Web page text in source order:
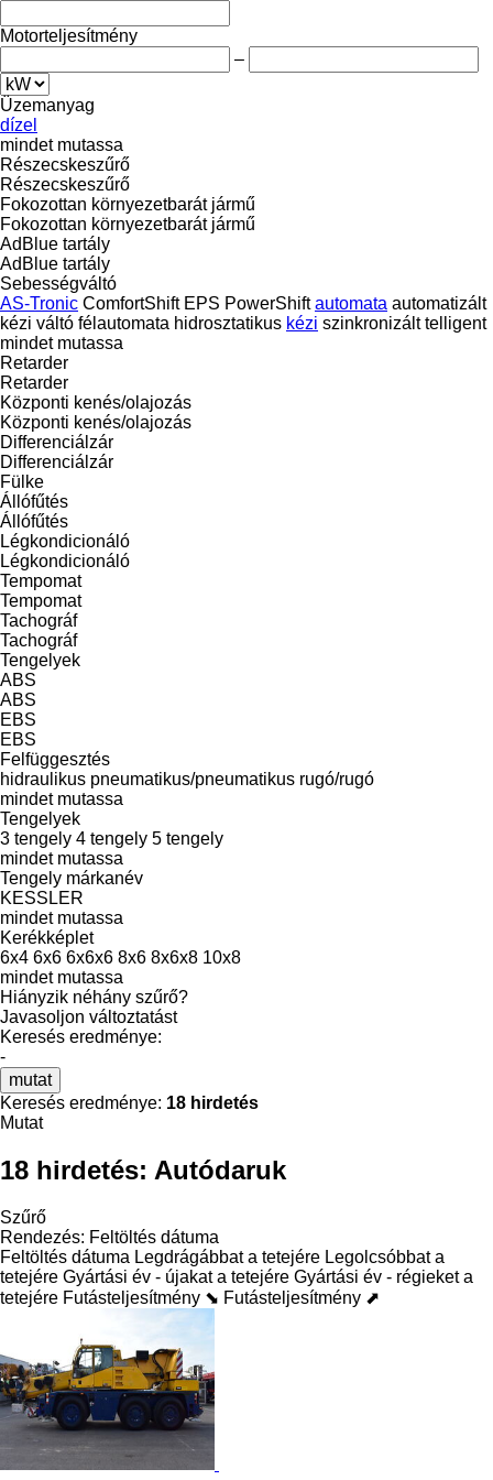
Motorteljesítmény
–
Üzemanyag
dízel
mindet mutassa
Részecskeszűrő
Részecskeszűrő
Fokozottan környezetbarát jármű
Fokozottan környezetbarát jármű
AdBlue tartály
AdBlue tartály
Sebességváltó
AS-Tronic ComfortShift EPS PowerShift automata automatizált
kézi váltó félautomata hidrosztatikus kézi szinkronizált telligent
mindet mutassa
Retarder
Retarder
Központi kenés/olajozás
Központi kenés/olajozás
Differenciálzár
Differenciálzár
Fülke
Állófűtés
Állófűtés
Légkondicionáló
Légkondicionáló
Tempomat
Tempomat
Tachográf
Tachográf
Tengelyek
ABS
ABS
EBS
EBS
Felfüggesztés
hidraulikus pneumatikus/pneumatikus rugó/rugó
mindet mutassa
Tengelyek
3 tengely 4 tengely 5 tengely
mindet mutassa
Tengely márkanév
KESSLER
mindet mutassa
Kerékképlet
6x4 6x6 6x6x6 8x6 8x6x8 10x8
mindet mutassa
Hiányzik néhány szűrő?
Javasoljon változtatást
Keresés eredménye:
-
mutat
Keresés eredménye: 18 hirdetés
Mutat
18 hirdetés: Autódaruk
Szűrő
Rendezés: Feltöltés dátuma
Feltöltés dátuma Legdrágábbat a tetejére Legolcsóbbat a
tetejére Gyártási év - újakat a tetejére Gyártási év - régieket a
tetejére Futásteljesítmény ⬊ Futásteljesítmény ⬈